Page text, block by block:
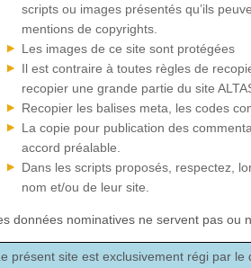
scripts ou images présentés qu’ils
mentions de copyrights.
Les images de ce site sont protégées
Il est contraire à toutes règles de
recopier une grande partie du site
Recopier les balises meta, les codes
La copie pour publication des
accord préalable.
Dans les scripts proposés, respectez,
nom et/ou de leur site.
données nominatives ne servent pas ou
présent site est exclusivement régi par